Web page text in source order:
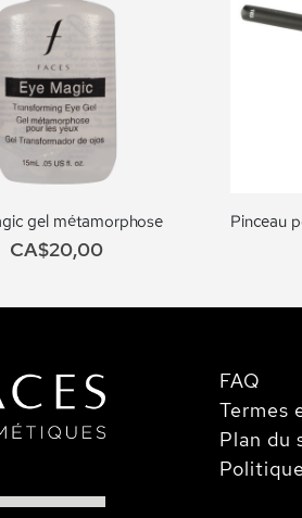
gel métamorphose
CA$20,00
FAQ
Termes
Plan du